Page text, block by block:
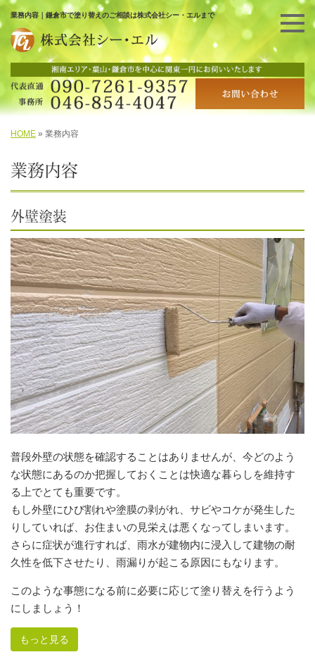
業務内容｜鎌倉市で塗り替えのご相談は株式会社シー・エルまで
HOME » 業務内容
業務内容
外壁塗装
普段外壁の状態を確認することはありませんが、今どのよう
な状態にあるのか把握しておくことは快適な暮らしを維持す
る上でとても重要です。
もし外壁にひび割れや塗膜の剥がれ、サビやコケが発生した
りしていれば、お住まいの見栄えは悪くなってしまいます。
さらに症状が進行すれば、雨水が建物内に浸入して建物の耐
久性を低下させたり、雨漏りが起こる原因にもなります。
このような事態になる前に必要に応じて塗り替えを行うよう
にしましょう！
もっと見る